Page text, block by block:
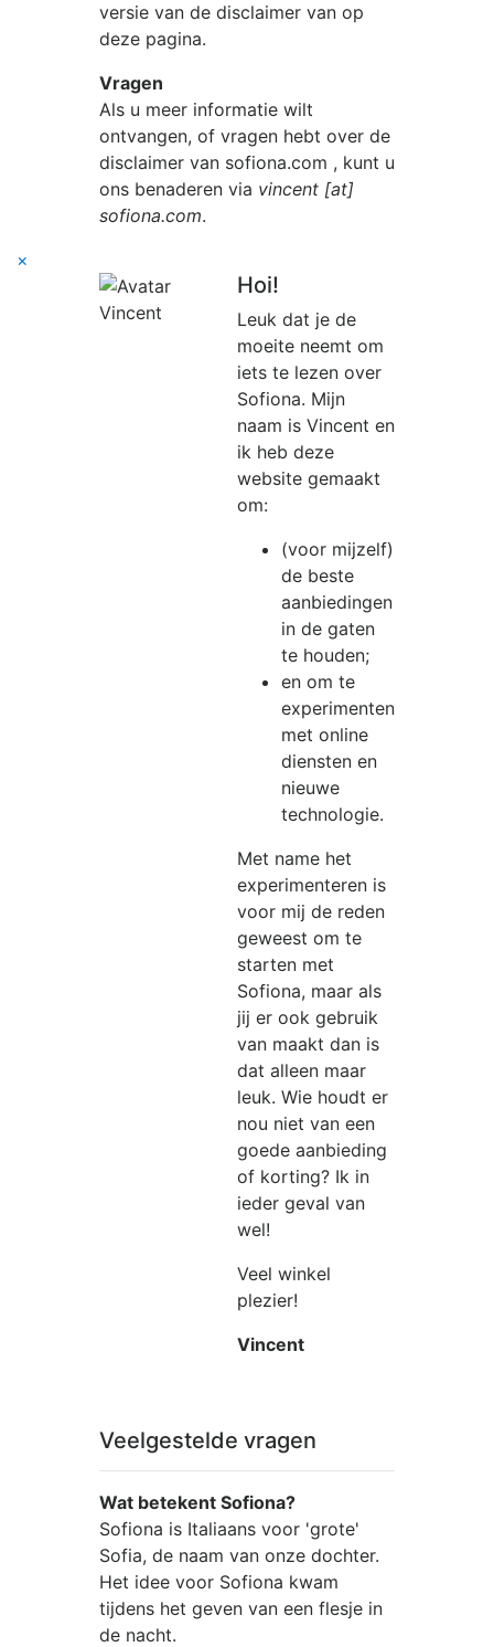
versie van de disclaimer van op
deze pagina.
Vragen
Als u meer informatie wilt
ontvangen, of vragen hebt over de
disclaimer van sofiona.com , kunt u
ons benaderen via vincent [at]
sofiona.com.
×
Hoi!
Leuk dat je de
moeite neemt om
iets te lezen over
Sofiona. Mijn
naam is Vincent en
ik heb deze
website gemaakt
om:
(voor mijzelf)
de beste
aanbiedingen
in de gaten
te houden;
en om te
experimenten
met online
diensten en
nieuwe
technologie.
Met name het
experimenteren is
voor mij de reden
geweest om te
starten met
Sofiona, maar als
jij er ook gebruik
van maakt dan is
dat alleen maar
leuk. Wie houdt er
nou niet van een
goede aanbieding
of korting? Ik in
ieder geval van
wel!
Veel winkel
plezier!
Vincent
Veelgestelde vragen
Wat betekent Sofiona?
Sofiona is Italiaans voor 'grote'
Sofia, de naam van onze dochter.
Het idee voor Sofiona kwam
tijdens het geven van een flesje in
de nacht.